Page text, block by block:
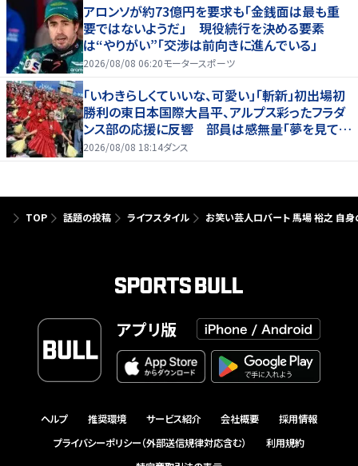
アロンソが約73億円を要求も「金銭面は最も重
要ではないようだ」 現役続行を決める要素
は“やりがい”「交渉は前向きに進んでいる」
2026/08/08 06:20モータースポーツ
「いわきらしくていいな、可愛い」「斬新」初出場初
勝利の東日本国際大昌平、アルプス彩ったフラダ
ンス部の応援に反響 部員は感無量「夢を見てい
るよう」
2026/08/08 18:14ダンス
TOP 話題の投稿 ライフスタイル お笑い芸人ロバート 馬場 裕之 自身の
アプリ版
ヘルプ 推奨環境 サービス紹介 会社概要
採用情報
プライバシーポリシー（外部送信規律対応含む）
利用規約